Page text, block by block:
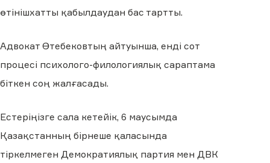
өтінішхатты қабылдаудан бас тартты.
Адвокат Өтебековтың айтуынша, енді сот
процесі психолого-филологиялық сараптама
біткен соң жалғасады.
Естеріңізге сала кетейік, 6 маусымда
Қазақстанның бірнеше қаласында
тіркелмеген Демократиялық партия мен ДВК